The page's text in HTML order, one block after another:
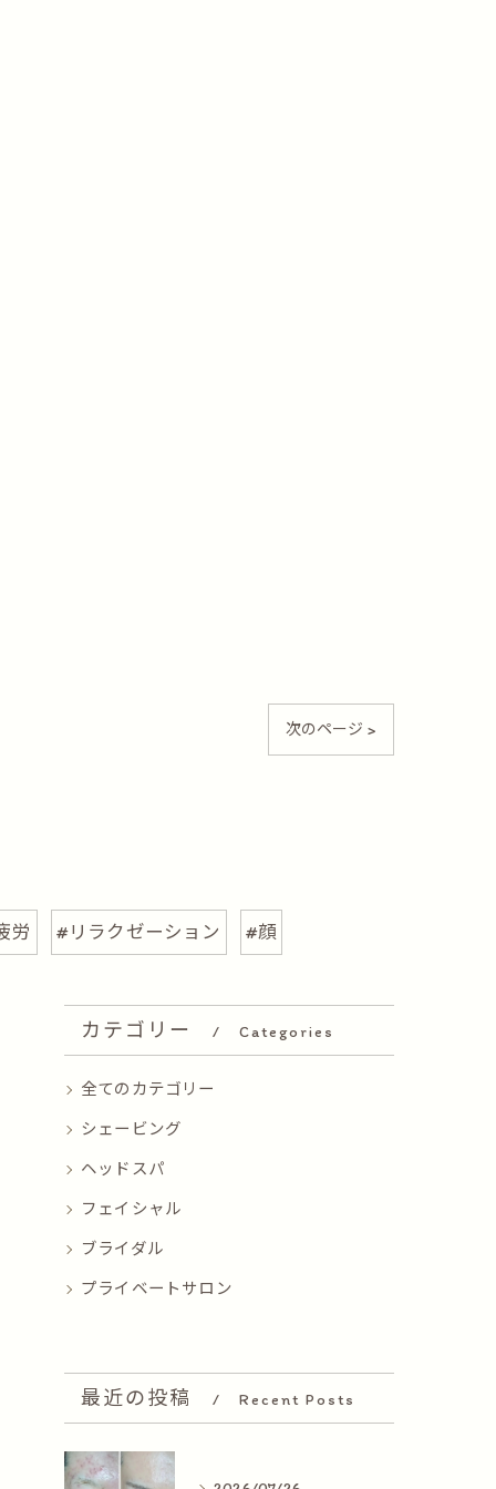
次のページ >
労 #リラクゼーション #顔
カテゴリー Categories
全てのカテゴリー
シェービング
ヘッドスパ
フェイシャル
ブライダル
プライベートサロン
最近の投稿 Recent Posts